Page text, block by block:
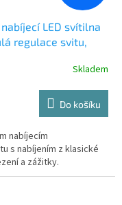
nabíjecí LED svítilna
regulace svitu,
Skladem
Do košíku
nabíjecím
s nabíjením z klasické
a zážitky.